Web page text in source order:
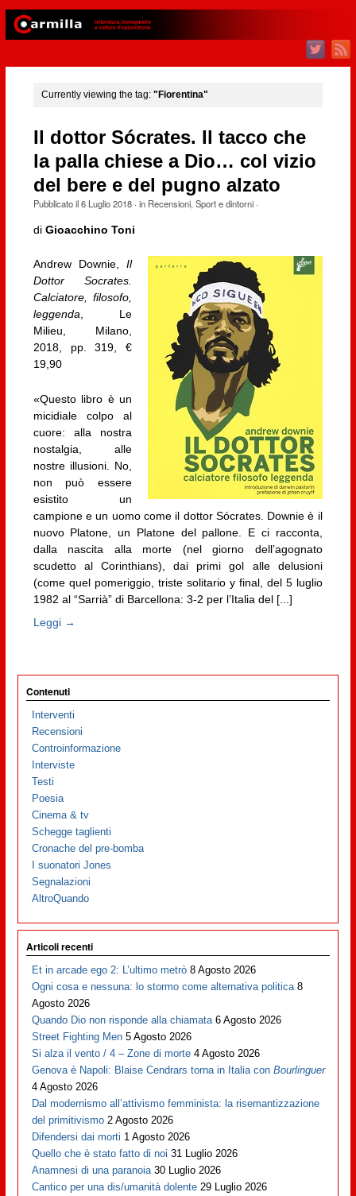
Currently viewing the tag: "Fiorentina"
Il dottor Sócrates. Il tacco che
la palla chiese a Dio… col vizio
del bere e del pugno alzato
Pubblicato il6 Luglio 2018· in Recensioni, Sport e dintorni·
di Gioacchino Toni
Andrew Downie,Il
Dottor Socrates.
Calciatore, filosofo,
leggenda, Le
Milieu, Milano,
2018, pp. 319, €
19,90
«Questo libro è un
micidiale colpo al
cuore: alla nostra
nostalgia, alle
nostre illusioni. No,
non può essere
esistito un
campione e un uomo come il dottor Sócrates. Downie è il
nuovo Platone, un Platone del pallone. E ci racconta,
dalla nascita alla morte (nel giorno dell’agognato
scudetto al Corinthians), dai primi gol alle delusioni
(come quel pomeriggio, triste solitario y final, del 5 luglio
1982 al “Sarrià” di Barcellona: 3-2 per l’Italia del [...]
Leggi →
Contenuti
Interventi
Recensioni
Controinformazione
Interviste
Testi
Poesia
Cinema & tv
Schegge taglienti
Cronache del pre-bomba
I suonatori Jones
Segnalazioni
AltroQuando
Articoli recenti
Et in arcade ego 2: L’ultimo metrò 8 Agosto 2026
Ogni cosa e nessuna: lo stormo come alternativa politica 8
Agosto 2026
Quando Dio non risponde alla chiamata 6 Agosto 2026
Street Fighting Men 5 Agosto 2026
Si alza il vento / 4 – Zone di morte 4 Agosto 2026
Genova è Napoli: Blaise Cendrars torna in Italia conBourlinguer
4 Agosto 2026
Dal modernismo all’attivismo femminista: la risemantizzazione
del primitivismo 2 Agosto 2026
Difendersi dai morti 1 Agosto 2026
Quello che è stato fatto di noi 31 Luglio 2026
Anamnesi di una paranoia 30 Luglio 2026
Cantico per una dis/umanità dolente 29 Luglio 2026